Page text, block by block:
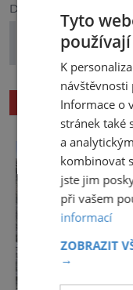
Další článek
Kronplatz/Plan
lyžařského
SOUVISEJÍCÍ
Tyto
K
návštěvnosti
Informace o
stránek také
a
kombinovat
jste jim
při vašem
informací
ZOBRAZIT
→